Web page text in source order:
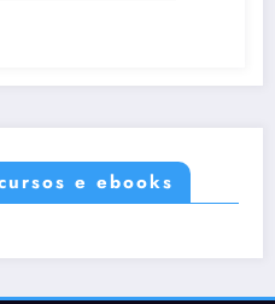
e ebooks